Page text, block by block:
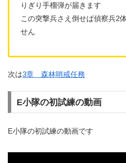
りぎり手榴弾が届きます
この突撃兵さえ倒せば偵察兵2
せん
次は3章 森林哨戒任務
E小隊の初試練の動画
E小隊の初試練の動画です